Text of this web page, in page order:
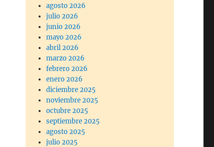
agosto 2026
julio 2026
junio 2026
mayo 2026
abril 2026
marzo 2026
febrero 2026
enero 2026
diciembre 2025
noviembre 2025
octubre 2025
septiembre 2025
agosto 2025
julio 2025